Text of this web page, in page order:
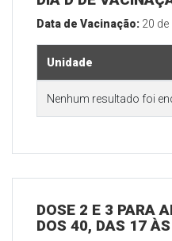
Data de Vacinação: 20
Unidade
Nenhum resultado foi
DOSE 2 E 3 PARA
DOS 40, DAS 17